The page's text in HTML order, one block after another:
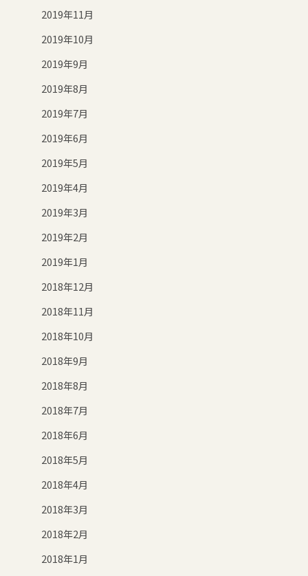
2019年11月
2019年10月
2019年9月
2019年8月
2019年7月
2019年6月
2019年5月
2019年4月
2019年3月
2019年2月
2019年1月
2018年12月
2018年11月
2018年10月
2018年9月
2018年8月
2018年7月
2018年6月
2018年5月
2018年4月
2018年3月
2018年2月
2018年1月